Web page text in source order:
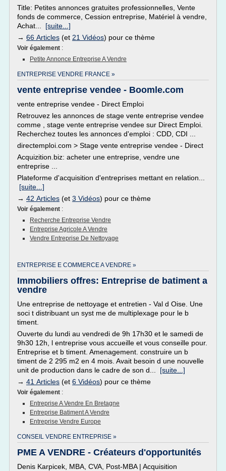
Title: Petites annonces gratuites professionnelles, Vente
fonds de commerce, Cession entreprise, Matériel à vendre,
Achat... [suite...]
→ 66 Articles (et 21 Vidéos) pour ce thème
Voir également :
Petite Annonce Entreprise A Vendre
ENTREPRISE VENDRE FRANCE »
vente entreprise vendee - Boomle.com
vente entreprise vendee - Direct Emploi
Retrouvez les annonces de stage vente entreprise vendee
comme , stage vente entreprise vendee sur Direct Emploi.
Recherchez toutes les annonces d'emploi : CDD, CDI ...
directemploi.com > Stage vente entreprise vendee - Direct
Acquizition.biz: acheter une entreprise, vendre une
entreprise ...
Plateforme d'acquisition d'entreprises mettant en relation...
[suite...]
→ 42 Articles (et 3 Vidéos) pour ce thème
Voir également :
Recherche Entreprise Vendre
Entreprise Agricole A Vendre
Vendre Entreprise De Nettoyage
ENTREPRISE E COMMERCE A VENDRE »
Immobiliers offres: Entreprise de batiment a
vendre
Une entreprise de nettoyage et entretien - Val d Oise. Une
soci t distribuant un syst me de multiplexage pour le b
timent.
Ouverte du lundi au vendredi de 9h 17h30 et le samedi de
9h30 12h, l entreprise vous accueille et vous conseille pour.
Entreprise et b timent. Amenagement. construire un b
timent de 2 295 m2 en 4 mois. Avait besoin d une nouvelle
unit de production dans le cadre de son d... [suite...]
→ 41 Articles (et 6 Vidéos) pour ce thème
Voir également :
Entreprise A Vendre En Bretagne
Entreprise Batiment A Vendre
Entreprise Vendre Europe
CONSEIL VENDRE ENTREPRISE »
PME A VENDRE - Créateurs d'opportunités
Denis Karpicek, MBA, CVA, Post-MBA | Acquisition